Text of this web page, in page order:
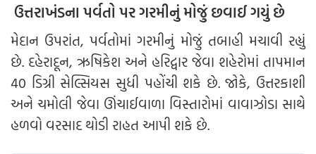
ઉત્તરાખંડના પર્વતો પર ગરમીનું મોજું છવાઈ ગયું છે
મેદાન ઉપરાંત, પર્વતોમાં ગરમીનું મોજું તબાહી મચાવી રહ્યું
છે. દહેરાદૂન, ઋષિકેશ અને હરિદ્વાર જેવા શહેરોમાં તાપમાન
40 ડિગ્રી સેલ્સિયસ સુધી પહોંચી શકે છે. જોકે, ઉત્તરકાશી
અને ચમોલી જેવા ઊંચાઈવાળા વિસ્તારોમાં વાવાઝોડા સાથે
હળવો વરસાદ થોડી રાહત આપી શકે છે.